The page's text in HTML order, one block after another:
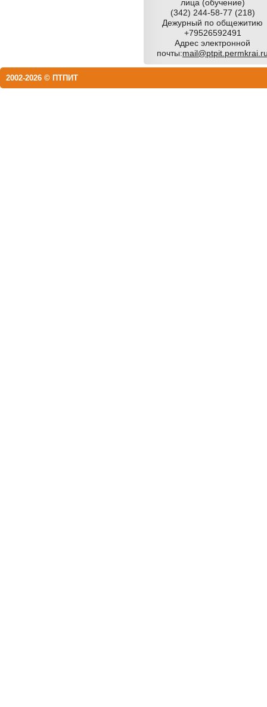
лица (обучение)
(342) 244-58-77 (218)
Дежурный по общежитию
+79526592491
Адрес электронной
почты:
2002-2026 © ПТПИТ